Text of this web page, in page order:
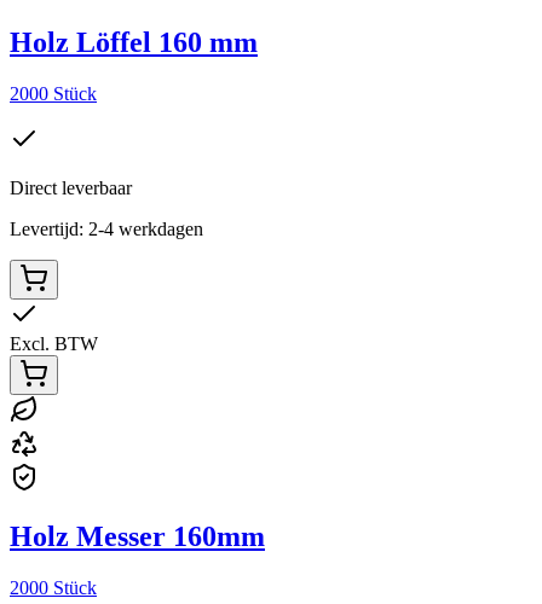
Holz Löffel 160 mm
2000 Stück
Direct leverbaar
Levertijd: 2-4 werkdagen
Excl. BTW
Holz Messer 160mm
2000 Stück